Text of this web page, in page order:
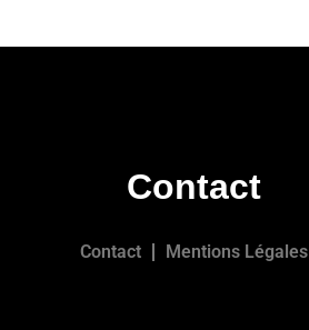
Contact
Contact Mentions Légales